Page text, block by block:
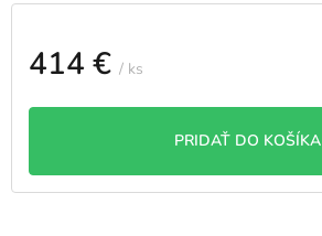
414 € / ks
PRIDAŤ DO KOŠÍKA